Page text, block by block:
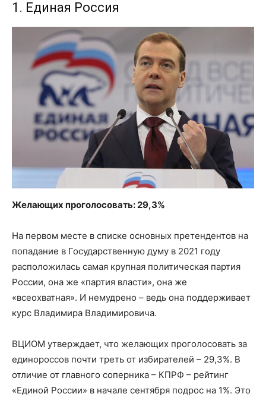
1. Единая Россия
Желающих проголосовать: 29,3%
На первом месте в списке основных претендентов на
попадание в Государственную думу в 2021 году
расположилась самая крупная политическая партия
России, она же «партия власти», она же
«всеохватная». И немудрено – ведь она поддерживает
курс Владимира Владимировича.
ВЦИОМ утверждает, что желающих проголосовать за
единороссов почти треть от избирателей – 29,3%. В
отличие от главного соперника – КПРФ – рейтинг
«Единой России» в начале сентября подрос на 1%. Это